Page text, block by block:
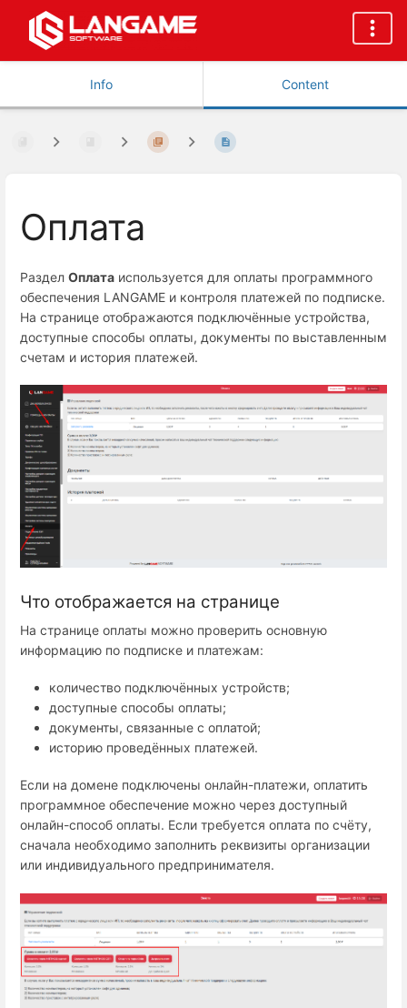
Info Content
Оплата
Раздел Оплата используется для оплаты программного
обеспечения LANGAME и контроля платежей по подписке.
На странице отображаются подключённые устройства,
доступные способы оплаты, документы по выставленным
счетам и история платежей.
Что отображается на странице
На странице оплаты можно проверить основную
информацию по подписке и платежам:
количество подключённых устройств;
доступные способы оплаты;
документы, связанные с оплатой;
историю проведённых платежей.
Если на домене подключены онлайн-платежи, оплатить
программное обеспечение можно через доступный
онлайн-способ оплаты. Если требуется оплата по счёту,
сначала необходимо заполнить реквизиты организации
или индивидуального предпринимателя.